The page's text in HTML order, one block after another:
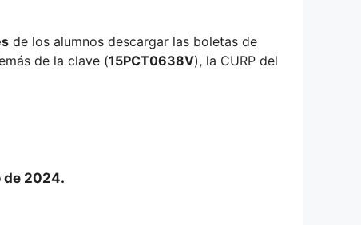
de los alumnos descargar las boletas de
de la clave (15PCT0638V), la CURP del
de 2024.